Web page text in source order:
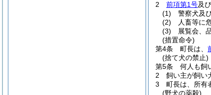
2
前項第1号及び
(1)
警察犬及
(2)
人畜等に
(3)
展覧会、
(措置命令)
第4条
町長は、
(捨て犬の禁止)
第5条
何人も飼
2
飼い主が飼い
3
町長は、所有
(野犬の薬殺)